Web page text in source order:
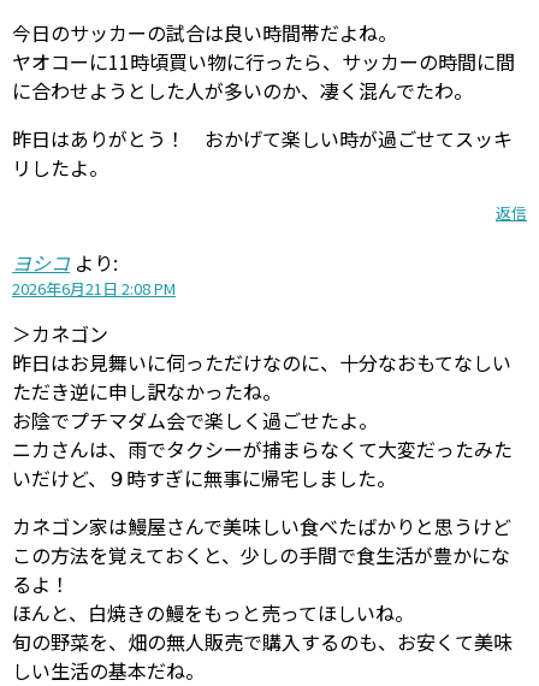
今日のサッカーの試合は良い時間帯だよね。
ヤオコーに11時頃買い物に行ったら、サッカーの時間に間
に合わせようとした人が多いのか、凄く混んでたわ。
昨日はありがとう！ おかげて楽しい時が過ごせてスッキ
リしたよ。
返信
ヨシコ より:
2026年6月21日 2:08 PM
＞カネゴン
昨日はお見舞いに伺っただけなのに、十分なおもてなしい
ただき逆に申し訳なかったね。
お陰でプチマダム会で楽しく過ごせたよ。
ニカさんは、雨でタクシーが捕まらなくて大変だったみた
いだけど、９時すぎに無事に帰宅しました。
カネゴン家は鰻屋さんで美味しい食べたばかりと思うけど
この方法を覚えておくと、少しの手間で食生活が豊かにな
るよ！
ほんと、白焼きの鰻をもっと売ってほしいね。
旬の野菜を、畑の無人販売で購入するのも、お安くて美味
しい生活の基本だね。